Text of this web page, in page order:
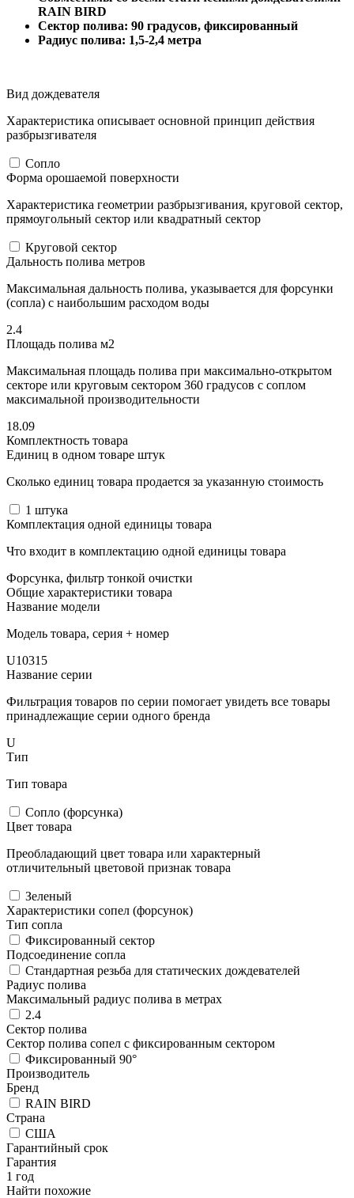
RAIN BIRD
Сектор полива: 90 градусов, фиксированный
Радиус полива: 1,5-2,4 метра
Вид дождевателя
Характеристика описывает основной принцип действия
разбрызгивателя
Сопло
Форма орошаемой поверхности
Характеристика геометрии разбрызгивания, круговой сектор,
прямоугольный сектор или квадратный сектор
Круговой сектор
Дальность полива метров
Максимальная дальность полива, указывается для форсунки
(сопла) с наибольшим расходом воды
2.4
Площадь полива м2
Максимальная площадь полива при максимально-открытом
секторе или круговым сектором 360 градусов с соплом
максимальной производительности
18.09
Комплектность товара
Единиц в одном товаре штук
Сколько единиц товара продается за указанную стоимость
1 штука
Комплектация одной единицы товара
Что входит в комплектацию одной единицы товара
Форсунка, фильтр тонкой очистки
Общие характеристики товара
Название модели
Модель товара, серия + номер
U10315
Название серии
Фильтрация товаров по серии помогает увидеть все товары
принадлежащие серии одного бренда
U
Тип
Тип товара
Сопло (форсунка)
Цвет товара
Преобладающий цвет товара или характерный
отличительный цветовой признак товара
Зеленый
Характеристики сопел (форсунок)
Тип сопла
Фиксированный сектор
Подсоединение сопла
Стандартная резьба для статических дождевателей
Радиус полива
Максимальный радиус полива в метрах
2.4
Сектор полива
Сектор полива сопел с фиксированным сектором
Фиксированный 90°
Производитель
Бренд
RAIN BIRD
Страна
США
Гарантийный срок
Гарантия
1 год
Найти похожие